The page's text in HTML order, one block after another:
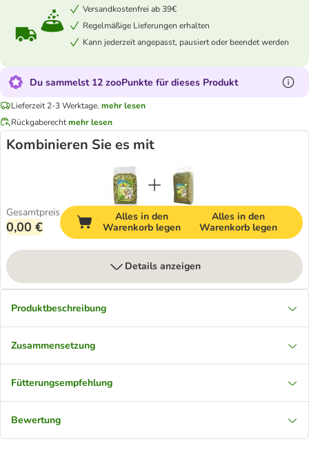
Versandkostenfrei ab 39€
Regelmäßige Lieferungen erhalten
Kann jederzeit angepasst, pausiert oder beendet werden
Du sammelst 12 zooPunkte für dieses Produkt
Lieferzeit 2-3 Werktage. mehr lesen
Rückgaberechtmehr lesen
Kombinieren Sie es mit
Gesamtpreis
0,00 €
Alles in den
Warenkorb legen
Alles in den
Warenkorb legen
Details anzeigen
Produktbeschreibung
Zusammensetzung
Fütterungsempfehlung
Bewertung